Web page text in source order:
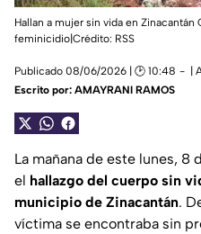
Hallan a mujer sin vida en Zinacantán
feminicidio|Crédito: RSS
Publicado 08/06/2026 | 🕑 10:48 |
Escrito por: AMAYRANI RAMOS
La mañana de este lunes,
el hallazgo del cuerpo sin
municipio de Zinacantán.
víctima se encontraba sin